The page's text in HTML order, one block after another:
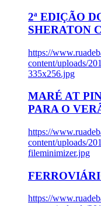
2ª EDIÇÃO
SHERATON
https://
content/uploads/
335x256.jpg
MARÉ AT
PARA O
https://
content/uploads/
fileminimizer.jpg
https://